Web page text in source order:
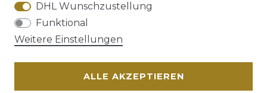
Widerrufs­recht
DHL Wunschzustellung
Funktional
Weitere Einstellungen
ALLE AKZEPTIEREN